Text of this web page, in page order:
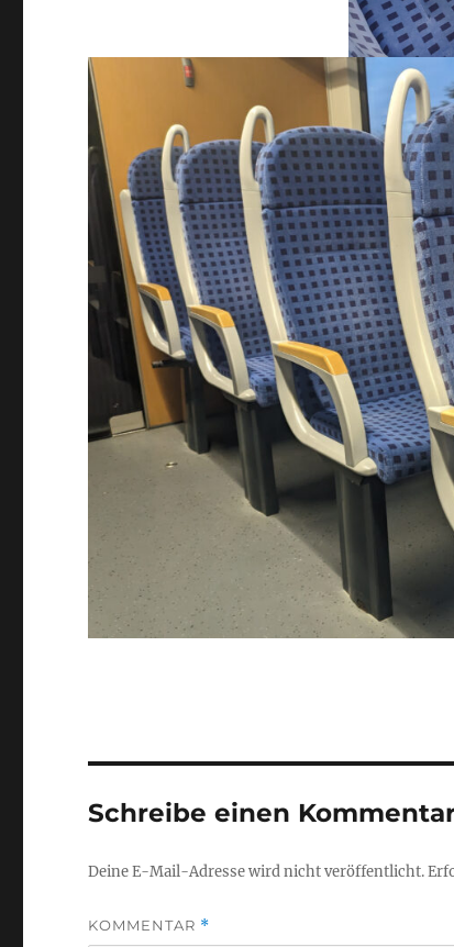
Schreibe einen
Deine E-Mail-Adresse wird nicht veröffentlicht.
KOMMENTAR *